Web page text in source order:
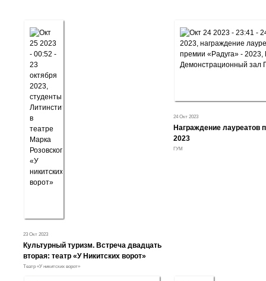
23 Окт 2023
Культурный туризм. Встреча двадцать
вторая: театр «У Никитских ворот»
Театр «У никитских ворот»
24 Окт 2023
Награждение лауреатов
2023
ГУМ